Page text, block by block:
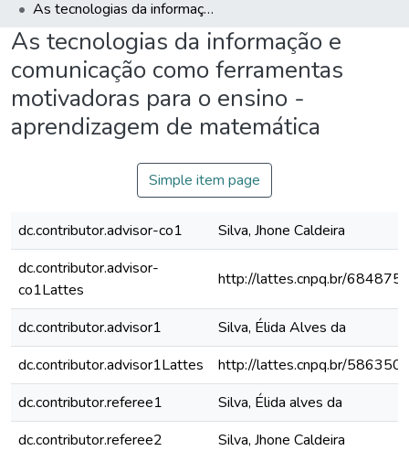
As tecnologias da informação e comunicação como ferramentas motivadoras para o ensino - aprendizagem de matemática
As tecnologias da informação e
comunicação como ferramentas
motivadoras para o ensino -
aprendizagem de matemática
Simple item page
dc.contributor.advisor-co1
Silva, Jhone Caldeira
dc.contributor.advisor-
co1Lattes
http://lattes.cnpq.br/
dc.contributor.advisor1
Silva, Élida Alves da
dc.contributor.advisor1Lattes
http://lattes.cnpq.br/
dc.contributor.referee1
Silva, Élida alves da
dc.contributor.referee2
Silva, Jhone Caldeira